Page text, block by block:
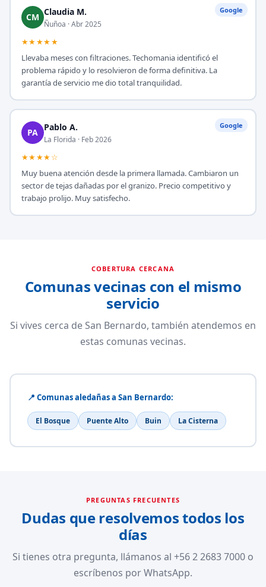
Google
CM Claudia M.
Ñuñoa · Abr 2025
★★★★★
Llevaba meses con filtraciones. Techomania identificó el
problema rápido y lo resolvieron de forma definitiva. La
garantía de servicio me dio total tranquilidad.
Google
PA Pablo A.
La Florida · Feb 2026
★★★★☆
Muy buena atención desde la primera llamada. Cambiaron un
sector de tejas dañadas por el granizo. Precio competitivo y
trabajo prolijo. Muy satisfecho.
COBERTURA CERCANA
Comunas vecinas con el mismo
servicio
Si vives cerca de San Bernardo, también atendemos en
estas comunas vecinas.
📍 Comunas aledañas a San Bernardo:
El Bosque Puente Alto Buin La Cisterna
PREGUNTAS FRECUENTES
Dudas que resolvemos todos los
días
Si tienes otra pregunta, llámanos al +56 2 2683 7000 o
escríbenos por WhatsApp.